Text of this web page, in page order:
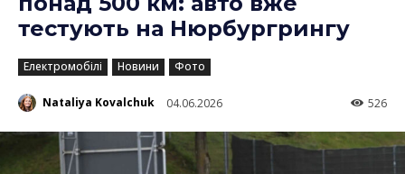
тестують на Нюрбургрингу
Електромобілі Новини Фото
Nataliya Kovalchuk 04.06.2026 526